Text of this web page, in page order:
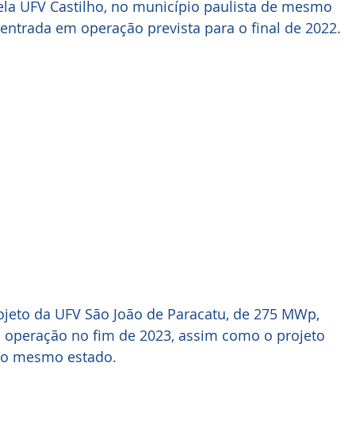
UFV Castilho, no município paulista de mesmo
em operação prevista para o final de 2022.
da UFV São João de Paracatu, de 275 MWp,
no fim de 2023, assim como o projeto
mesmo estado.